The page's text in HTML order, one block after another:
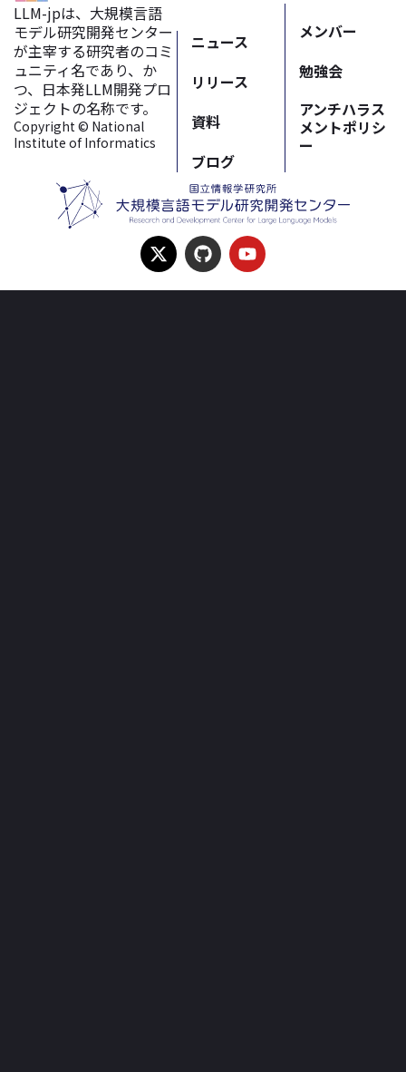
LLM-jpは、大規模言語
モデル研究開発センター
が主宰する研究者のコミ
ュニティ名であり、か
つ、日本発LLM開発プロ
ジェクトの名称です。
Copyright © National
Institute of Informatics
ニュース
リリース
資料
ブログ
メンバー
勉強会
アンチハラス
メントポリシ
ー